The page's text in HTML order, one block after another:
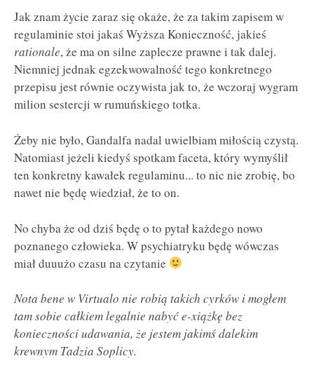
Jak znam życie zaraz się okaże, że za takim zapisem w
regulaminie stoi jakaś Wyższa Konieczność, jakieś
rationale, że ma on silne zaplecze prawne i tak dalej.
Niemniej jednak egzekwowalność tego konkretnego
przepisu jest równie oczywista jak to, że wczoraj wygram
milion sestercji w rumuńskiego totka.
Żeby nie było, Gandalfa nadal uwielbiam miłością czystą.
Natomiast jeżeli kiedyś spotkam faceta, który wymyślił
ten konkretny kawałek regulaminu... to nic nie zrobię, bo
nawet nie będę wiedział, że to on.
No chyba że od dziś będę o to pytał każdego nowo
poznanego człowieka. W psychiatryku będę wówczas
miał duuużo czasu na czytanie
Nota bene w Virtualo nie robią takich cyrków i mogłem
tam sobie całkiem legalnie nabyć e-xiążkę bez
konieczności udawania, że jestem jakimś dalekim
krewnym Tadzia Soplicy.